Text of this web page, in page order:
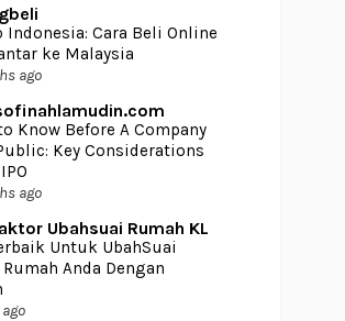
Indonesia: Cara Beli Online
ke Malaysia
ago
Know Before A Company
Key Considerations
ago
Ubahsuai Rumah KL
Untuk UbahSuai
Anda Dengan